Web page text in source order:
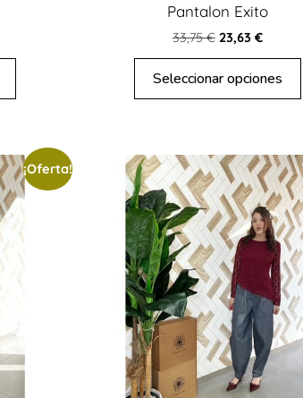
Pantalon Exito
33,75€ 23,63 €
Seleccionar opciones
¡Oferta!